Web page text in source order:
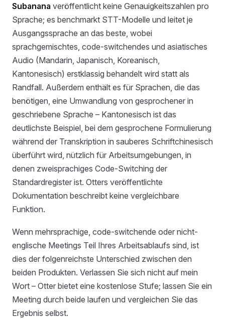
Subanana veröffentlicht keine Genauigkeitszahlen pro
Sprache; es benchmarkt STT-Modelle und leitet je
Ausgangssprache an das beste, wobei
sprachgemischtes, code-switchendes und asiatisches
Audio (Mandarin, Japanisch, Koreanisch,
Kantonesisch) erstklassig behandelt wird statt als
Randfall. Außerdem enthält es für Sprachen, die das
benötigen, eine Umwandlung von gesprochener in
geschriebene Sprache – Kantonesisch ist das
deutlichste Beispiel, bei dem gesprochene Formulierung
während der Transkription in sauberes Schriftchinesisch
überführt wird, nützlich für Arbeitsumgebungen, in
denen zweisprachiges Code-Switching der
Standardregister ist. Otters veröffentlichte
Dokumentation beschreibt keine vergleichbare
Funktion.
Wenn mehrsprachige, code-switchende oder nicht-
englische Meetings Teil Ihres Arbeitsablaufs sind, ist
dies der folgenreichste Unterschied zwischen den
beiden Produkten. Verlassen Sie sich nicht auf mein
Wort – Otter bietet eine kostenlose Stufe; lassen Sie ein
Meeting durch beide laufen und vergleichen Sie das
Ergebnis selbst.